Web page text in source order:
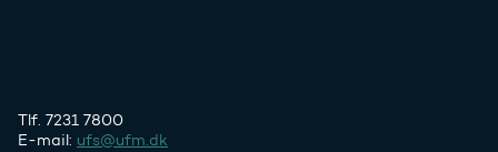
Tlf. 7231 7800
E-mail: ufs@ufm.dk